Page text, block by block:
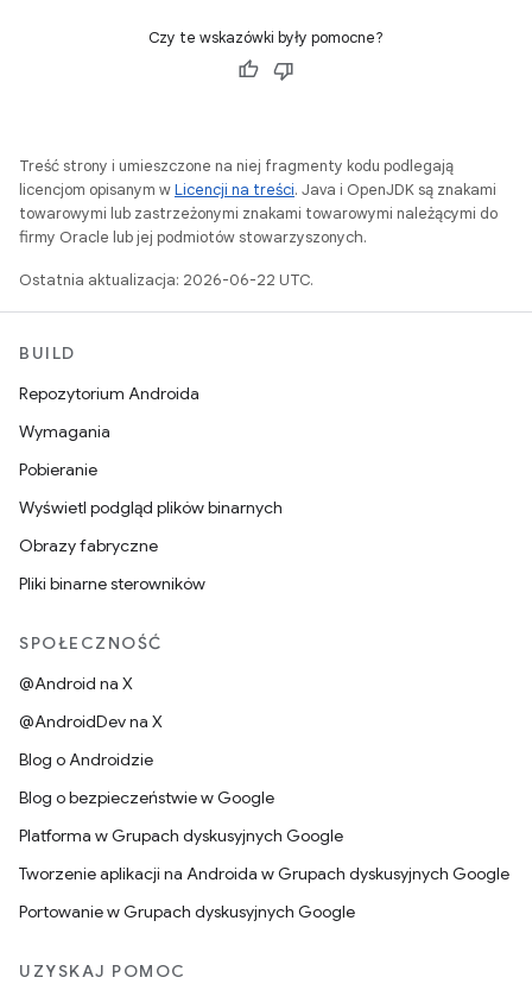
Czy te wskazówki były pomocne?
Treść strony i umieszczone na niej fragmenty kodu podlegają
licencjom opisanym wLicencji na treści. Java i OpenJDK są znakami
towarowymi lub zastrzeżonymi znakami towarowymi należącymi do
firmy Oracle lub jej podmiotów stowarzyszonych.
Ostatnia aktualizacja: 2026-06-22 UTC.
BUILD
Repozytorium Androida
Wymagania
Pobieranie
Wyświetl podgląd plików binarnych
Obrazy fabryczne
Pliki binarne sterowników
SPOŁECZNOŚĆ
@Android na X
@AndroidDev na X
Blog o Androidzie
Blog o bezpieczeństwie w Google
Platforma w Grupach dyskusyjnych Google
Tworzenie aplikacji na Androida w Grupach dyskusyjnych Google
Portowanie w Grupach dyskusyjnych Google
UZYSKAJ POMOC